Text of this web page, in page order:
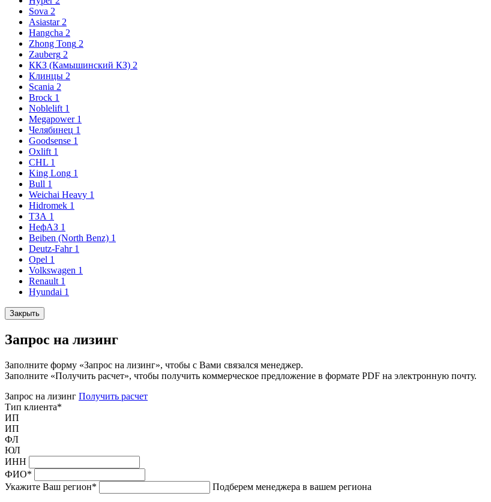
Sova 2
Asiastar 2
Hangcha 2
Zhong Tong 2
Zauberg 2
ККЗ (Камышинский КЗ) 2
Клинцы 2
Scania 2
Brock 1
Noblelift 1
Megapower 1
Челябинец 1
Goodsense 1
Oxlift 1
CHL 1
King Long 1
Bull 1
Weichai Heavy 1
Hidromek 1
ТЗА 1
НефАЗ 1
Beiben (North Benz) 1
Deutz-Fahr 1
Opel 1
Volkswagen 1
Renault 1
Hyundai 1
Закрыть
Запрос на лизинг
Заполните форму «Запрос на лизинг», чтобы с Вами связался менеджер.
Заполните «Получить расчет», чтобы получить коммерческое предложение в формате PDF на электронную почту.
Запрос на лизинг Получить расчет
Тип клиента*
ИП
ИП
ФЛ
ЮЛ
ИНН
ФИО*
Укажите Ваш регион* Подберем менеджера в вашем региона